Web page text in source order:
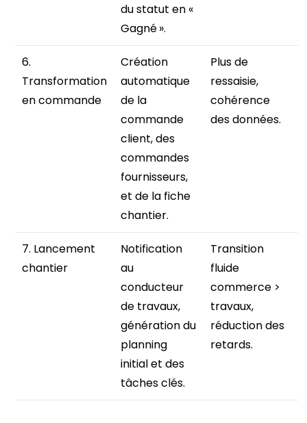
du statut en «
Gagné ».
6.
Transformation
en commande
Création
automatique
de la
commande
client, des
commandes
fournisseurs,
et de la fiche
chantier.
Plus de
ressaisie,
cohérence
des données.
7. Lancement
chantier
Notification
au
conducteur
de travaux,
génération du
planning
initial et des
tâches clés.
Transition
fluide
commerce >
travaux,
réduction des
retards.